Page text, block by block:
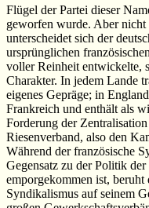
Flügel der Partei dieser
geworfen wurde. Aber
unterscheidet sich der
ursprünglichen
voller Reinheit entwickelte,
Charakter. In jedem Lande
eigenes Gepräge; in
Frankreich und enthält als
Forderung der
Riesenverband, also den
Während der französische
Gegensatz zu der Politik
emporgekommen ist, beruht
Syndikalismus auf seinem